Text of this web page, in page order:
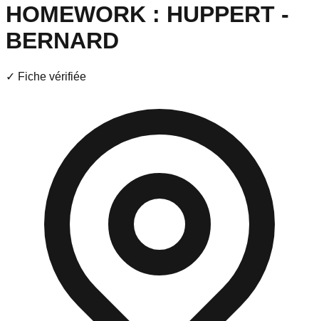
HOMEWORK : HUPPERT -
BERNARD
✓ Fiche vérifiée